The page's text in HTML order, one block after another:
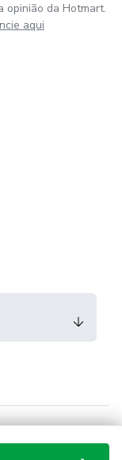
opinião da Hotmart.
aqui